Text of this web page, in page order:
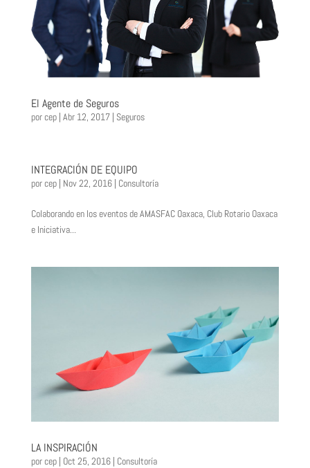
El Agente de Seguros
porcep| Abr 12, 2017| Seguros
INTEGRACIÓN DE EQUIPO
porcep| Nov 22, 2016| Consultoría
Colaborando en los eventos de AMASFAC Oaxaca, Club Rotario Oaxaca
e Iniciativa...
LA INSPIRACIÓN
porcep| Oct 25, 2016| Consultoría